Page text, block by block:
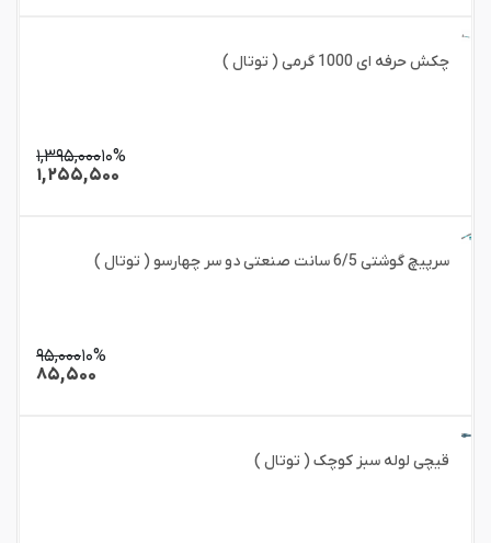
چکش حرفه ای 1000 گرمی ( توتال )
۱,۳۹۵,۰۰۰۱۰%
۱,۲۵۵,۵۰۰
سرپیچ گوشتی 6/5 سانت صنعتی دو سر چهارسو ( توتال )
۹۵,۰۰۰۱۰%
۸۵,۵۰۰
قیچی لوله سبز کوچک ( توتال )